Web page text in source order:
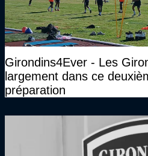
Girondins4Ever - Les
largement dans ce
préparation